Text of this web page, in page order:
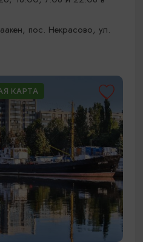
пос. Некрасово, ул.
КАРТА